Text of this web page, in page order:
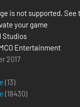
is not supported. See
your game
Studios
Entertainment
2017
(13)
(18430)